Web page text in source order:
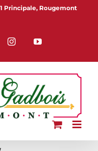
Principale, Rougemont
InstagramYouTube